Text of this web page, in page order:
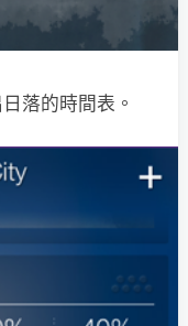
落的時間表。